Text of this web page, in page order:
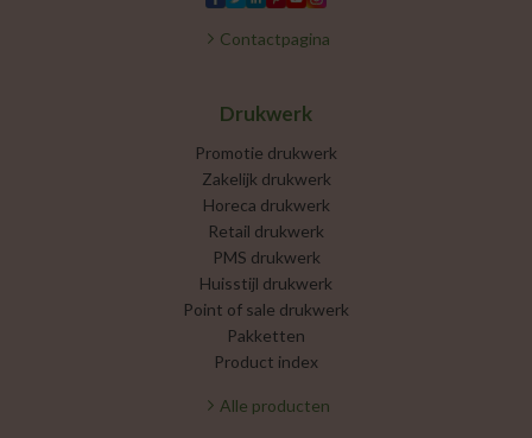
Contactpagina
Drukwerk
Promotie drukwerk
Zakelijk drukwerk
Horeca drukwerk
Retail drukwerk
PMS drukwerk
Huisstijl drukwerk
Point of sale drukwerk
Pakketten
Product index
Alle producten